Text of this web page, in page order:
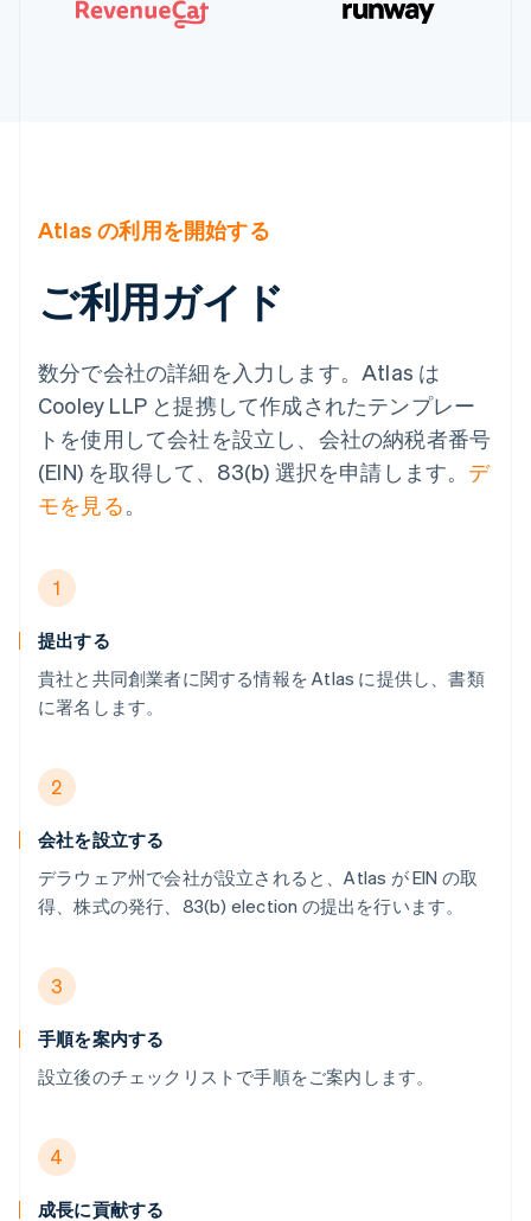
Atlas の利用を開始する
ご利用ガイド
数分で会社の詳細を入力します。Atlas は
Cooley LLP と提携して作成されたテンプレー
トを使用して会社を設立し、会社の納税者番号
(EIN) を取得して、83(b) 選択を申請します。 デ
モを見る。
1
提出する
貴社と共同創業者に関する情報を Atlas に提供し、書類
に署名します。
2
会社を設立する
デラウェア州で会社が設立されると、Atlas が EIN の取
得、株式の発行、83(b) election の提出を行います。
3
手順を案内する
設立後のチェックリストで手順をご案内します。
4
成長に貢献する